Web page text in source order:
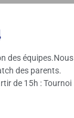
des équipes.Nous
des parents.
de 15h : Tournoi